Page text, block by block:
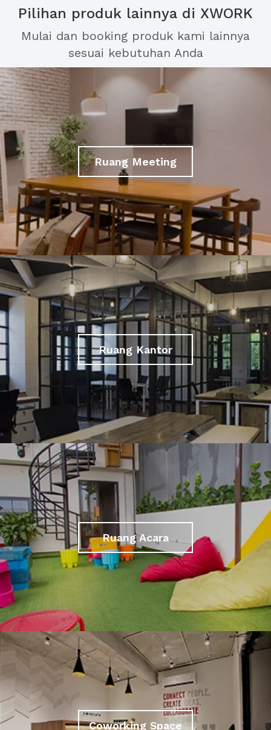
Pilihan produk lainnya di XWORK
Mulai dan booking produk kami lainnya
sesuai kebutuhan Anda
Ruang Meeting
Ruang Kantor
Ruang Acara
Coworking Space